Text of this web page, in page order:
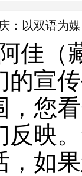
：以双语为
佳（
的宣
，您
反映
，如